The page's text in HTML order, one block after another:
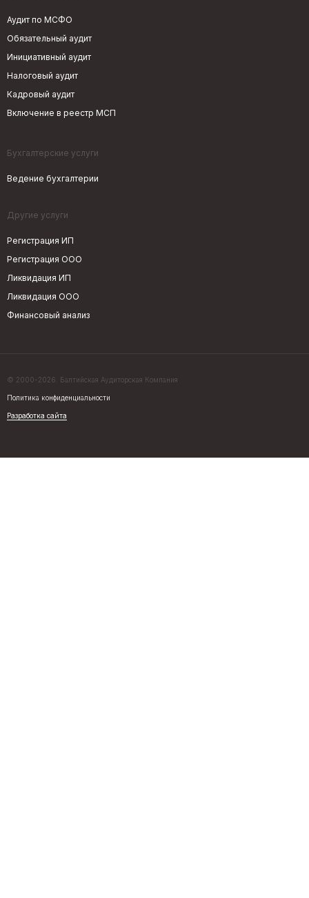
Бухгалтерские услуги
Другие услуги
Аудит по МСФО
Обязательный аудит
Инициативный аудит
Налоговый аудит
Кадровый аудит
Ведение бухгалтерии
Включение в реестр МСП
Регистрация ИП
Регистрация ООО
Ликвидация ИП
Ликвидация ООО
Финансовый анализ
Политика конфиденциальности
© 2000-2026. Балтийская Аудиторская Компания
Разработка сайта